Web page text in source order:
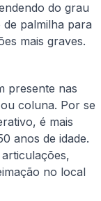
do grau
palmilha para
mais graves.
presente nas
coluna. Por se
é mais
anos de idade.
no local